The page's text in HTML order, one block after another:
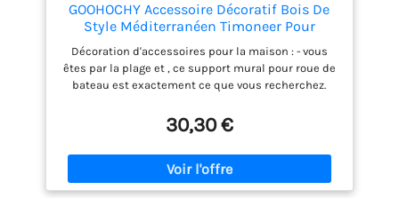
GOOHOCHY Accessoire Décoratif Bois De
Style Méditerranéen Timoneer Pour
Décoration Murale Nautique, Chambres
Nautiques de bateau, décoration murale à
suspendre，Rouge 28cm
Décoration d'accessoires pour la maison : - vous
êtes par la plage et , ce support mural pour roue de
bateau est exactement ce que vous recherchez.
vous vous sentirez . Design nautique:Cette roue de
bateau en bois peinte en bleu et blanc est ornée
d'un filet de pêche, de coquillages, de poissons
bleus et blancs, d'une bouée rouge et blanche,
d'une ancre blanche, d'une mouette et d'une corde
30,30 €